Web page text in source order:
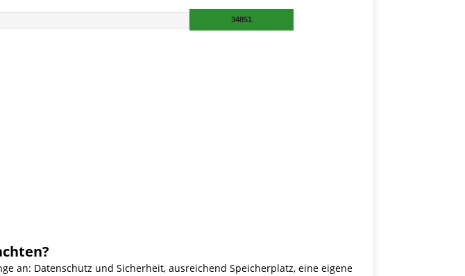
an: Datenschutz und Sicherheit, ausreichend Speicherplatz, eine eigene